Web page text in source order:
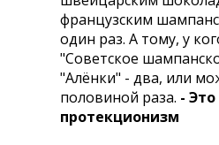
французским
один раз. А тому, у
"Советское
"Алёнки" - два, или
половиной раза. - Это
протекционизм